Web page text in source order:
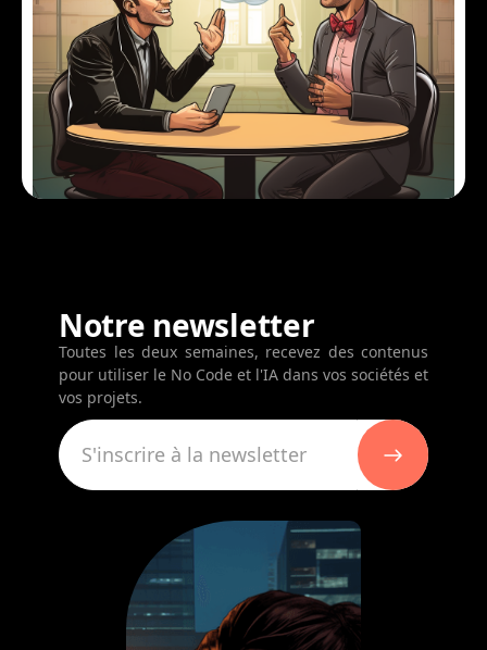
Notre newsletter
Toutes les deux semaines, recevez des contenus
pour utiliser le No Code et l'IA dans vos sociétés et
vos projets.